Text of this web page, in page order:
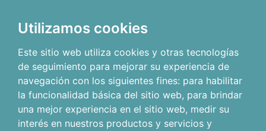
Utilizamos cookies
Este sitio web utiliza cookies y otras tecnologías
de seguimiento para mejorar su experiencia de
navegación con los siguientes fines: para habilitar
la funcionalidad básica del sitio web, para brindar
una mejor experiencia en el sitio web, medir su
interés en nuestros productos y servicios y